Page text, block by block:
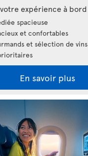
votre expérience à bord
spacieuse
et confortables
et sélection de vins
En savoir plus